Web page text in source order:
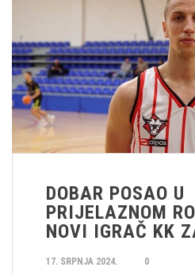
DOBAR POSAO U
PRIJELAZNOM
NOVI IGRAČ KK
17. SRPNJA 2024. 0